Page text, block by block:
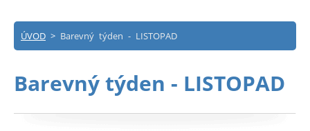
ÚVOD > Barevný týden - LISTOPAD
Barevný týden - LISTOPAD